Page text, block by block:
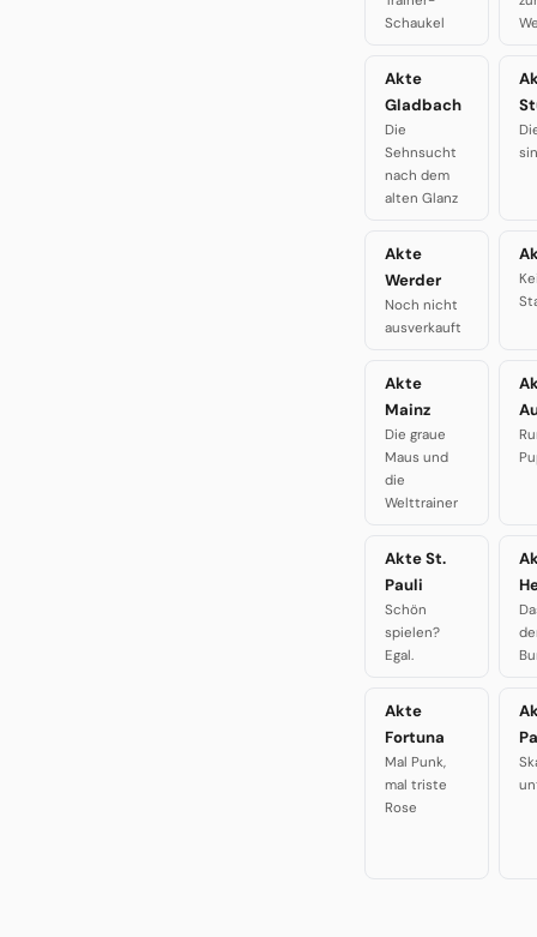
Schaukel
Akte
Gladbach
Die
Sehnsucht
nach dem
alten Glanz
Akte
Werder
Noch nicht
ausverkauft
Akte
Mainz
Die graue
Maus und
die
Welttrainer
Akte St.
Pauli
Schön
spielen?
Egal.
Akte
Fortuna
Mal Punk,
mal triste
Rose